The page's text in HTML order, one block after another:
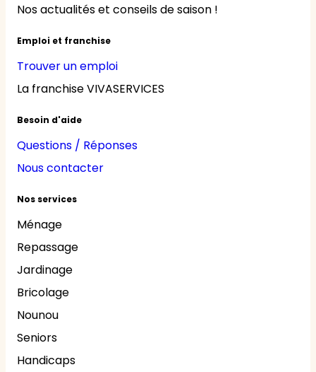
Nos actualités et conseils de saison !
Emploi et franchise
Trouver un emploi
La franchise VIVASERVICES
Besoin d'aide
Questions / Réponses
Nous contacter
Nos services
Ménage
Repassage
Jardinage
Bricolage
Nounou
Seniors
Handicaps